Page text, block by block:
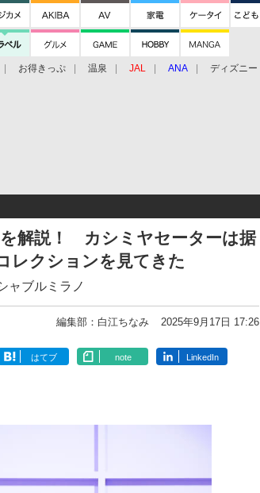
お得きっぷ 温泉 JAL ANA ディズニー
解説！ カシミヤセーターは据
レクションを見てきた
ャブルミラノ
編集部：白江ちなみ 2025年9月17日 17:26
はてブ note LinkedIn